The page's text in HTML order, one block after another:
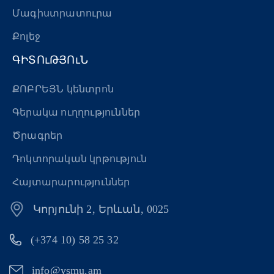
«Հերացի» արհեստակցական կազմակերպություն
«Հերացի» վերլուծական
Մագիստրատուրա
Քոլեջ
ԳԻՏՈւԹՅՈւՆ
ՔՈԲՐԵՅՆ կենտրոն
Գերակա ուղղություններ
Ծրագրեր
Դոկտորական կրթություն
Հայտարարություններ
Կորյունի 2, Երևան, 0025
(+374 10) 58 25 32
info@ysmu.am